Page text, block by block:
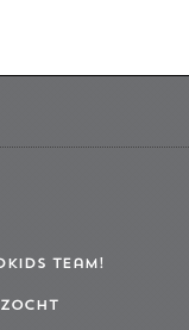
Team!